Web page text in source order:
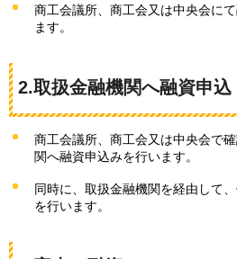
商工会議所、商工会又は中央会に
ます。
2.取扱金融機関へ融資申込
商工会議所、商工会又は中央会で
関へ融資申込みを行います。
同時に、取扱金融機関を経由して
を行います。